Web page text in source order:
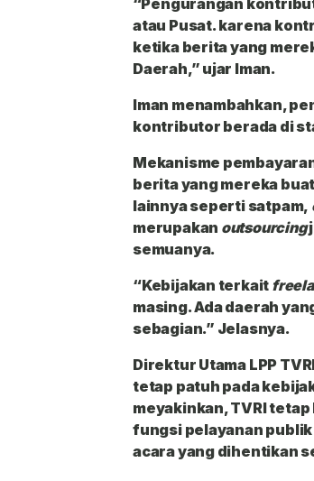
“⁠⁠Pengurangan
atau Pusat. karena
ketika berita yang
Daerah,” ujar Iman.
Iman menambahkan,
kontributor berada di
Mekanisme
berita yang mereka
lainnya seperti satpam,
merupakan outsourcing
semuanya.
“Kebijakan terkait
masing. Ada daerah
sebagian.” Jelasnya.
Direktur Utama LPP
tetap patuh pada
meyakinkan, TVRI
fungsi pelayanan
acara yang dihentikan